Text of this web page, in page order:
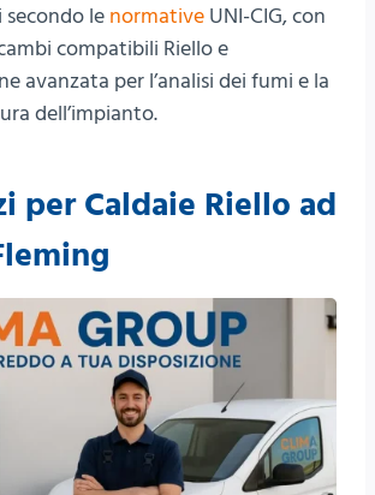
le normative UNI-CIG, con
compatibili Riello e
avanzata per l’analisi dei fumi e la
dell’impianto.
per Caldaie Riello ad